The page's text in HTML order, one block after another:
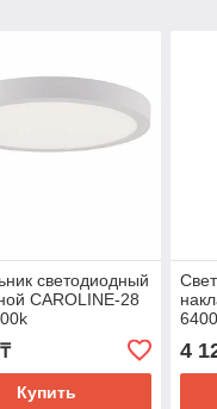
светодиодный
CAROLINE-28
Купить
4